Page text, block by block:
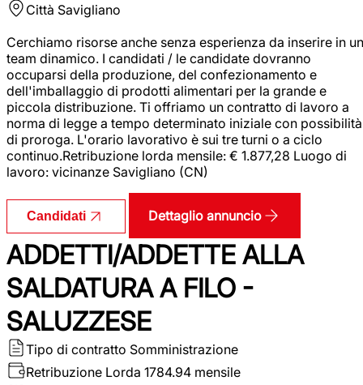
Città Savigliano
Cerchiamo risorse anche senza esperienza da inserire in un
team dinamico. I candidati / le candidate dovranno
occuparsi della produzione, del confezionamento e
dell'imballaggio di prodotti alimentari per la grande e
piccola distribuzione. Ti offriamo un contratto di lavoro a
norma di legge a tempo determinato iniziale con possibilità
di proroga. L'orario lavorativo è sui tre turni o a ciclo
continuo.Retribuzione lorda mensile: € 1.877,28 Luogo di
lavoro: vicinanze Savigliano (CN)
Candidati Dettaglio annuncio
ADDETTI/ADDETTE ALLA
SALDATURA A FILO -
SALUZZESE
Tipo di contratto Somministrazione
Retribuzione Lorda 1784.94 mensile